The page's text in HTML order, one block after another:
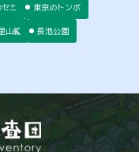
ミ 東京のトンボ
山編 長池公園